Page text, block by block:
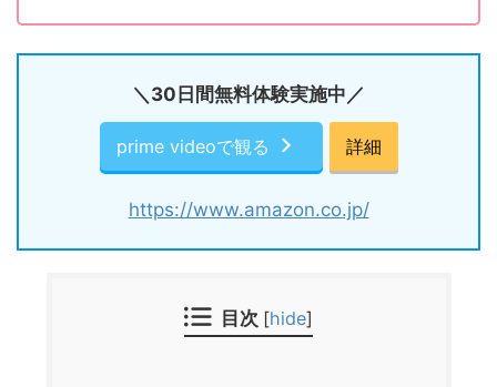
＼30日間無料体験実施中／
prime videoで観る 詳細
https://www.amazon.co.jp/
目次 [hide]